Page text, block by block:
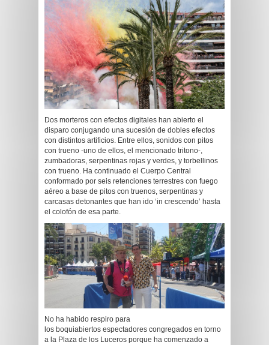
Dos morteros con efectos digitales han abierto el
disparo conjugando una sucesión de dobles efectos
con distintos artificios. Entre ellos, sonidos con pitos
con trueno -uno de ellos, el mencionado tritono-,
zumbadoras, serpentinas rojas y verdes, y torbellinos
con trueno. Ha continuado el Cuerpo Central
conformado por seis retenciones terrestres con fuego
aéreo a base de pitos con truenos, serpentinas y
carcasas detonantes que han ido ‘in crescendo’ hasta
el colofón de esa parte.
No ha habido respiro para
los boquiabiertos espectadores congregados en torno
a la Plaza de los Luceros porque ha comenzado a